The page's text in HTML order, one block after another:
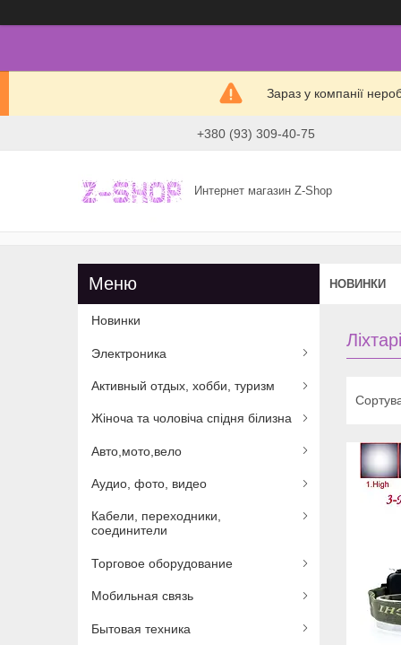
Зараз у компанії
+380 (93) 309-40-75
Интернет магазин Z-Shop
НОВИНКИ
Новинки
Электроника
Активный отдых, хобби, туризм
Жіноча та чоловіча спідня білизна
Авто,мото,вело
Аудио, фото, видео
Кабели, переходники,
соединители
Торговое оборудование
Мобильная связь
Бытовая техника